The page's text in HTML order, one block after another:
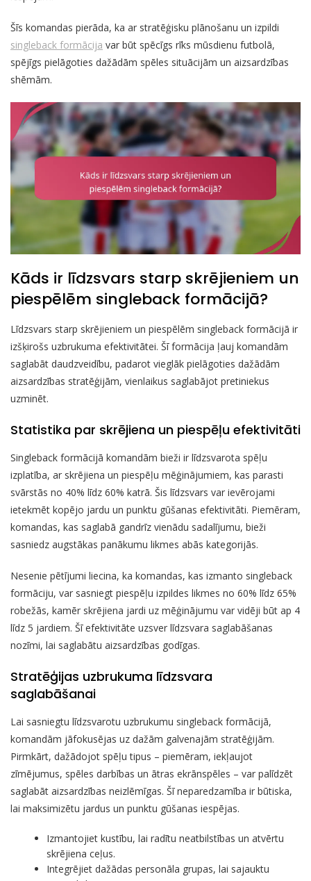
Šīs komandas pierāda, ka ar stratēģisku plānošanu un izpildi
singleback formācija var būt spēcīgs rīks mūsdienu futbolā,
spējīgs pielāgoties dažādām spēles situācijām un aizsardzības
shēmām.
Kāds ir līdzsvars starp skrējieniem un
piespēlēm singleback formācijā?
Līdzsvars starp skrējieniem un piespēlēm singleback formācijā ir
izšķirošs uzbrukuma efektivitātei. Šī formācija ļauj komandām
saglabāt daudzveidību, padarot vieglāk pielāgoties dažādām
aizsardzības stratēģijām, vienlaikus saglabājot pretiniekus
uzminēt.
Statistika par skrējiena un piespēļu efektivitāti
Singleback formācijā komandām bieži ir līdzsvarota spēļu
izplatība, ar skrējiena un piespēļu mēģinājumiem, kas parasti
svārstās no 40% līdz 60% katrā. Šis līdzsvars var ievērojami
ietekmēt kopējo jardu un punktu gūšanas efektivitāti. Piemēram,
komandas, kas saglabā gandrīz vienādu sadalījumu, bieži
sasniedz augstākas panākumu likmes abās kategorijās.
Nesenie pētījumi liecina, ka komandas, kas izmanto singleback
formāciju, var sasniegt piespēļu izpildes likmes no 60% līdz 65%
robežās, kamēr skrējiena jardi uz mēģinājumu var vidēji būt ap 4
līdz 5 jardiem. Šī efektivitāte uzsver līdzsvara saglabāšanas
nozīmi, lai saglabātu aizsardzības godīgas.
Stratēģijas uzbrukuma līdzsvara
saglabāšanai
Lai sasniegtu līdzsvarotu uzbrukumu singleback formācijā,
komandām jāfokusējas uz dažām galvenajām stratēģijām.
Pirmkārt, dažādojot spēļu tipus – piemēram, iekļaujot
zīmējumus, spēles darbības un ātras ekrānspēles – var palīdzēt
saglabāt aizsardzības neizlēmīgas. Šī neparedzamība ir būtiska,
lai maksimizētu jardus un punktu gūšanas iespējas.
Izmantojiet kustību, lai radītu neatbilstības un atvērtu
skrējiena ceļus.
Integrējiet dažādas personāla grupas, lai sajauktu